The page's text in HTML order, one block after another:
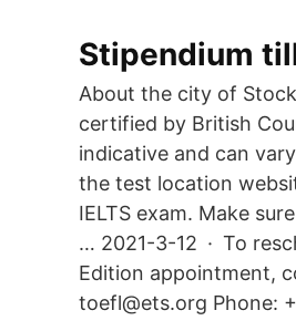
Stipendium
About the city of
certified by British
indicative and can
the test location
IELTS exam. Make
… 2021-3-12 · To
Edition appointment,
toefl@ets.org Phone: